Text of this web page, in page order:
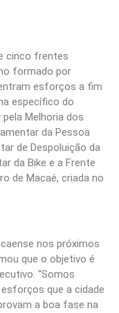
cinco frentes
formado por
esforços a fim
específico do
Melhoria dos
da Pessoa
de Despoluição da
da Bike e a Frente
de Macaé, criada no
nos próximos
que o objetivo é
“Somos
que a cidade
a boa fase na